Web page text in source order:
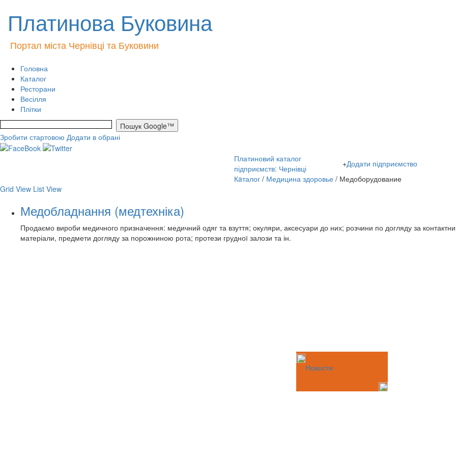
Платинова Буковина
Портал міста Чернівці та Буковини
Головна
Каталог
Ресторани
Весілля
Плітки
Зробити стартовою Додати в обрані
Платиновий каталог
підприємств: Чернівці
+Додати підприємство
Кaталог/ Медицина здоровье/ Медоборудование
Grid View List View
Медобладнання (медтехніка)
Продаємо вироби медичного призначення: медичний одяг та взуття; окуляри, аксесуари до них; розчини по догляду за
матеріали, предмети догляду за порожниною рота; протези грудної залози та ін.
Новости